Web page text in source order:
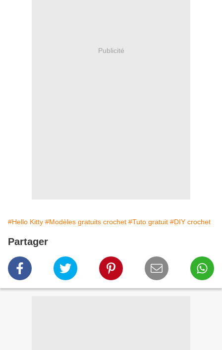
Publicité
#Hello Kitty #Modèles gratuits crochet #Tuto gratuit #DIY crochet
Partager